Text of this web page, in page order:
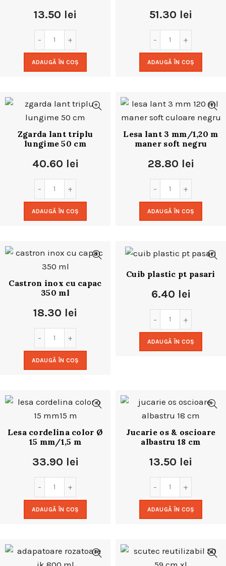
13.50 lei
ADAUGĂ ÎN COȘ
51.30 lei
ADAUGĂ ÎN COȘ
Zgarda lant triplu
lungime 50 cm
40.60 lei
ADAUGĂ ÎN COȘ
Lesa lant 3 mm/1,20 m
maner soft negru
28.80 lei
ADAUGĂ ÎN COȘ
Castron inox cu capac
350 ml
18.30 lei
ADAUGĂ ÎN COȘ
Cuib plastic pt pasari
6.40 lei
ADAUGĂ ÎN COȘ
Lesa cordelina color Ø
15 mm/1,5 m
33.90 lei
ADAUGĂ ÎN COȘ
Jucarie os & oscioare
albastru 18 cm
13.50 lei
ADAUGĂ ÎN COȘ